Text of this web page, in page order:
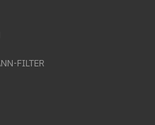
FILTER